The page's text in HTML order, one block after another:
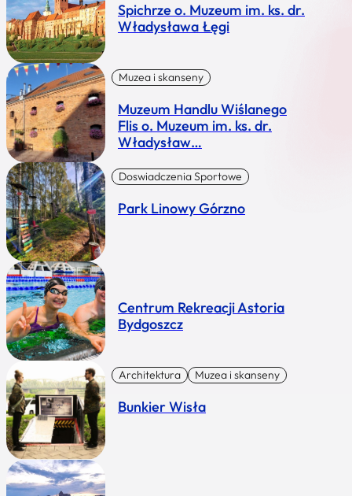
Spichrze o. Muzeum im. ks. dr.
Władysława Łęgi
Muzea i skanseny
Muzeum Handlu Wiślanego
Flis o. Muzeum im. ks. dr.
Władysław…
Doswiadczenia Sportowe
Park Linowy Górzno
Centrum Rekreacji Astoria
Bydgoszcz
Architektura Muzea i skanseny
Bunkier Wisła